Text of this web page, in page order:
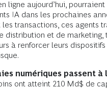
ligne aujourd’hui,
IA dans les prochaines
transactions, ces agents
distribution et de marketing,
à renforcer leurs
numériques passent à
ont atteint 210 Md$ de